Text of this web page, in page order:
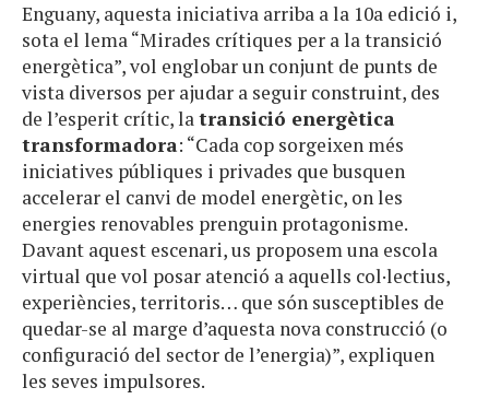
Enguany, aquesta iniciativa arriba a la 10a edició i,
sota el lema “Mirades crítiques per a la transició
energètica”, vol englobar un conjunt de punts de
vista diversos per ajudar a seguir construint, des
de l’esperit crític, latransició energètica
transformadora: “Cada cop sorgeixen més
iniciatives públiques i privades que busquen
accelerar el canvi de model energètic, on les
energies renovables prenguin protagonisme.
Davant aquest escenari, us proposem una escola
virtual que vol posar atenció a aquells col·lectius,
experiències, territoris… que són susceptibles de
quedar-se al marge d’aquesta nova construcció (o
configuració del sector de l’energia)”, expliquen
les seves impulsores.